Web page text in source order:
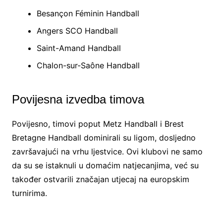
Besançon Féminin Handball
Angers SCO Handball
Saint-Amand Handball
Chalon-sur-Saône Handball
Povijesna izvedba timova
Povijesno, timovi poput Metz Handball i Brest
Bretagne Handball dominirali su ligom, dosljedno
završavajući na vrhu ljestvice. Ovi klubovi ne samo
da su se istaknuli u domaćim natjecanjima, već su
također ostvarili značajan utjecaj na europskim
turnirima.